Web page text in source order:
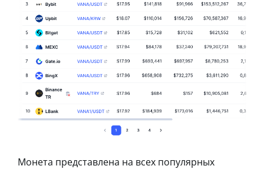
Монета представлена на всех популярных